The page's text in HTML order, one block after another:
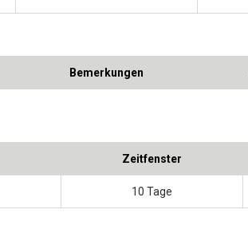
Bemerkungen
Zeitfenster
10 Tage